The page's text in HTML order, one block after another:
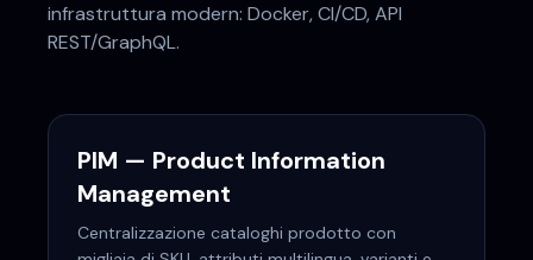
infrastruttura modern: Docker, CI/CD, API
REST/GraphQL.
PIM — Product Information
Management
Centralizzazione cataloghi prodotto con